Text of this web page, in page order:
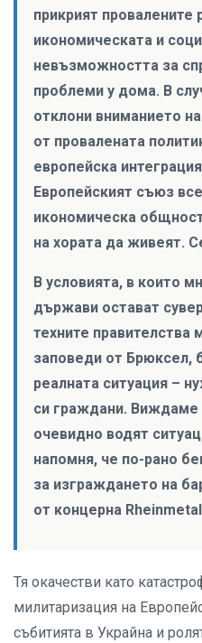
прикрият провалените
икономическата и
невъзможността за
проблеми у дома. В
отклони вниманието
от провалената
европейска
Европейският съюз
икономическа
на хората да живеят.
В условията, в които
държави остават
техните правителства
заповеди от Брюксел,
реалната ситуация –
си граждани. Виждаме
очевидно водят
напомня, че по-рано
за изграждането на
от концерна
Тя окачестви като
милитаризация на
събитията в Украйна и